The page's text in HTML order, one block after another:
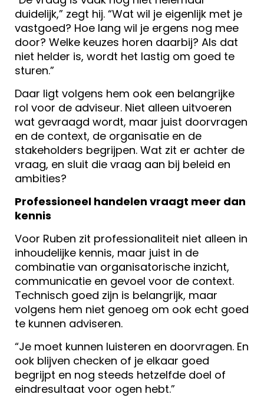
duidelijk,” zegt hij. “Wat wil je eigenlijk met je
vastgoed? Hoe lang wil je ergens nog mee
door? Welke keuzes horen daarbij? Als dat
niet helder is, wordt het lastig om goed te
sturen.”
Daar ligt volgens hem ook een belangrijke
rol voor de adviseur. Niet alleen uitvoeren
wat gevraagd wordt, maar juist doorvragen
en de context, de organisatie en de
stakeholders begrijpen. Wat zit er achter de
vraag, en sluit die vraag aan bij beleid en
ambities?
Professioneel handelen vraagt meer dan
kennis
Voor Ruben zit professionaliteit niet alleen in
inhoudelijke kennis, maar juist in de
combinatie van organisatorische inzicht,
communicatie en gevoel voor de context.
Technisch goed zijn is belangrijk, maar
volgens hem niet genoeg om ook echt goed
te kunnen adviseren.
“Je moet kunnen luisteren en doorvragen. En
ook blijven checken of je elkaar goed
begrijpt en nog steeds hetzelfde doel of
eindresultaat voor ogen hebt.”